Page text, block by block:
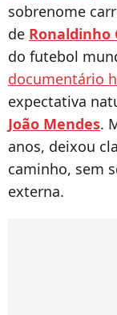
sobrenome
de Ronaldinho
do futebol
documentário
expectativa
João Mendes.
anos, deixou
caminho, sem
externa.